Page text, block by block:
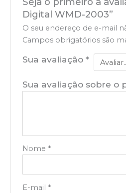
Digital WMD-2003”
O seu endereço de e-mail
Campos obrigatórios são
Sua avaliação*
Sua avaliação sobre o
Nome *
E-mail *